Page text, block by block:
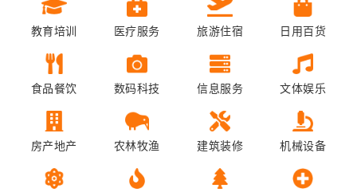
教育培训 医疗服务 旅游住宿 日用百货
食品餐饮 数码科技 信息服务 文体娱乐
房产地产 农林牧渔 建筑装修 机械设备